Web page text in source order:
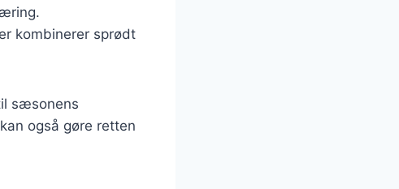
kombinerer sprødt
sæsonens
også gøre retten